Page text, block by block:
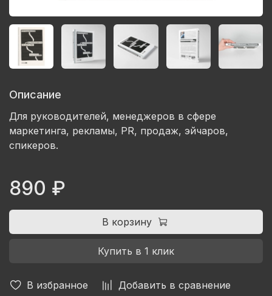
В избранное Добавить в сравнение
Описание
Для руководителей, менеджеров в сфере
маркетинга, рекламы, PR, продаж, эйчаров,
спикеров.
890 ₽
В корзину
Купить в 1 клик